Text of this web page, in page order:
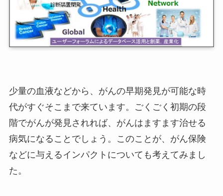
少量の血液などから、がんの早期発見が可能な時
代がすぐそこまで来ています。ごくごく初期の段
階でがんが発見されれば、がんはますます治せる
病気になることでしょう。このことが、がん保険
などに与えるインパクトについても考えてみまし
た。